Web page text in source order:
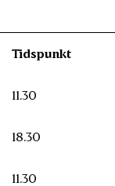
Tidspunkt
11.30
18.30
11.30